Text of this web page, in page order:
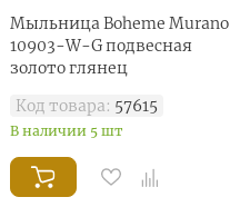
Мыльница Boheme Murano
10903-W-G подвесная
золото глянец
Код товара: 57615
В наличии 5 шт